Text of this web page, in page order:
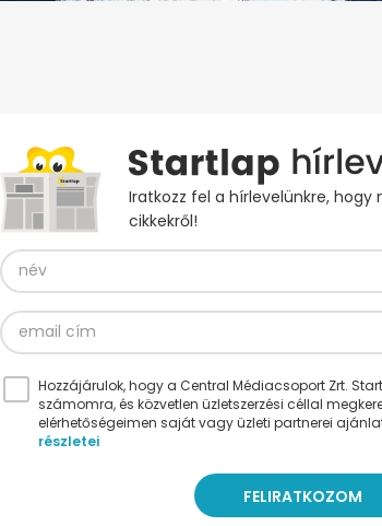
Iratkozz fel a hírlevelünkre,
cikkekről!
Hozzájárulok, hogy a Central Médiacsoport Zrt.
számomra, és közvetlen üzletszerzési céllal
elérhetőségeimen saját vagy üzleti partnerei
részletei